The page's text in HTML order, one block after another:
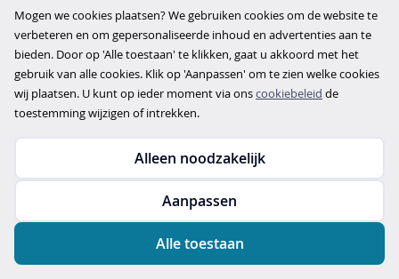
Over ons
Bedrijfsgegevens
Werkwijze
Overzichten
Verlopen aanbod
Copyright © 2026
privacy- en cookiebeleid
Mogen we cookies plaatsen? We gebruiken cookies om de website te
verbeteren en om gepersonaliseerde inhoud en advertenties aan te
bieden. Door op 'Alle toestaan' te klikken, gaat u akkoord met het
gebruik van alle cookies. Klik op 'Aanpassen' om te zien welke cookies
wij plaatsen. U kunt op ieder moment via onscookiebeleid de
toestemming wijzigen of intrekken.
Alleen noodzakelijk
Aanpassen
Alle toestaan